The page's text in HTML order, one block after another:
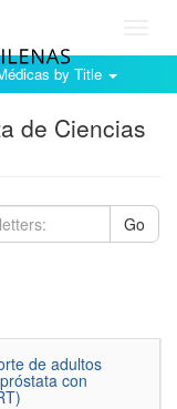
by Title
de Ciencias
Go
de adultos
con